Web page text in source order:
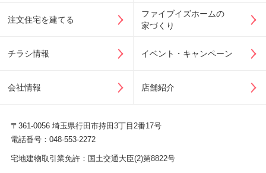
注文住宅を建てる
ファイブイズホームの
家づくり
チラシ情報 イベント・キャンペーン
会社情報 店舗紹介
〒361-0056 埼玉県行田市持田3丁目2番17号
電話番号：048-553-2272
宅地建物取引業免許：国土交通大臣(2)第8822号